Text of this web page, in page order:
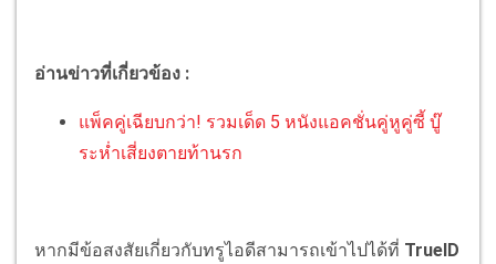
อ่านข่าวที่เกี่ยวข้อง :
แพ็คคู่เฉียบกว่า! รวมเด็ด 5 หนังแอคชั่นคู่หูคู่ซี้ บู๊
ระห่ำเสี่ยงตายท้านรก
หากมีข้อสงสัยเกี่ยวกับทรูไอดีสามารถเข้าไปได้ที่ TrueID